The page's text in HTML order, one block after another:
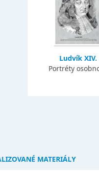
Ludvík XIV.
Portréty
MATERIÁLY